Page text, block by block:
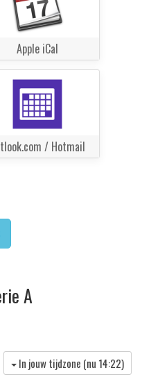
Apple iCal
/ Hotmail
A
In jouw tijdzone (nu 14:22)